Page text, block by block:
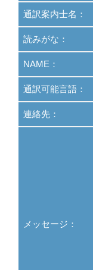
通訳案内士名：
読みがな：
NAME：
通訳可能言語：
連絡先：
メッセージ：